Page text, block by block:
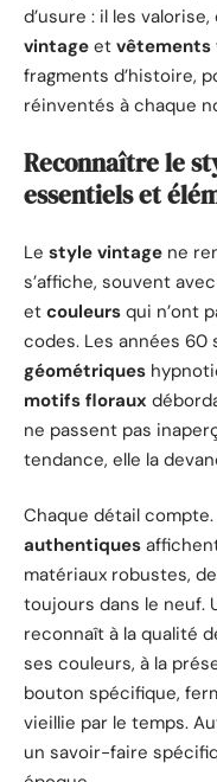
d’usure : il les
vintage et vêtements
fragments d’histoire,
réinventés à chaque
Reconnaître le
essentiels et
Le style vintage ne
s’affiche, souvent
et couleurs qui n’ont
codes. Les années
géométriques
motifs floraux
ne passent pas
tendance, elle la
Chaque détail compte.
authentiques
matériaux robustes,
toujours dans le neuf.
reconnaît à la qualité
ses couleurs, à la
bouton spécifique,
vieillie par le temps.
un savoir-faire